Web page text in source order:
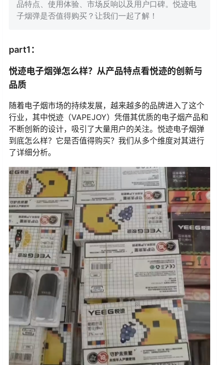
品特点、使用体验、市场反响以及用户口碑。悦迹电
子烟弹是否值得购买？让我们一起了解！
part1：
悦迹电子烟弹怎么样？从产品特点看悦迹的创新与
品质
随着电子烟市场的持续发展，越来越多的品牌进入了这个
行业，其中悦迹（VAPEJOY）凭借其优质的电子烟产品和
不断创新的设计，吸引了大量用户的关注。悦迹电子烟弹
到底怎么样？它是否值得购买？我们从多个维度对其进行
了详细分析。